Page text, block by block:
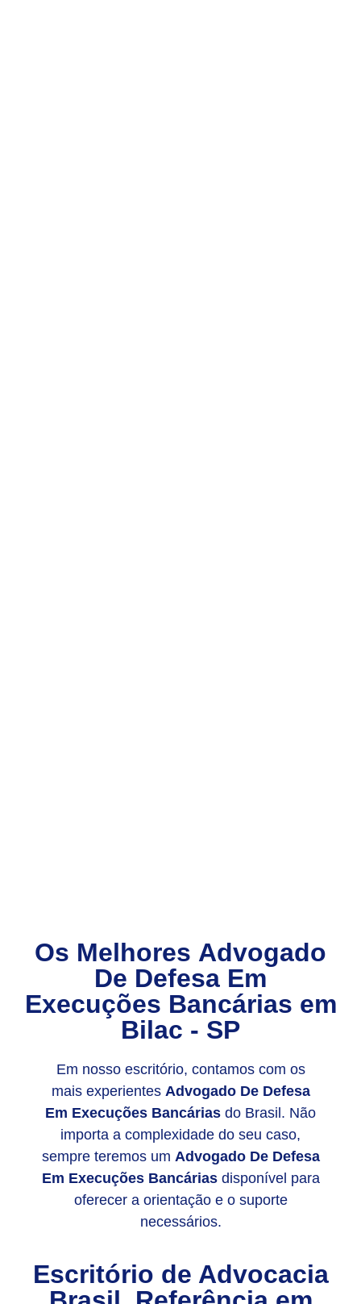
Os Melhores Advogado
De Defesa Em
Execuções Bancárias em
Bilac - SP
Em nosso escritório, contamos com os
mais experientes Advogado De Defesa
Em Execuções Bancárias do Brasil. Não
importa a complexidade do seu caso,
sempre teremos um Advogado De Defesa
Em Execuções Bancáriasdisponível para
oferecer a orientação e o suporte
necessários.
Escritório de Advocacia